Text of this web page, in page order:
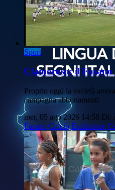
Sport
Clamoroso: il Fasano
Proprio oggi la società
campagna abbonamenti
mer, 05 ago 2026 14:58 Di:
Fasano Calcio Esclusione